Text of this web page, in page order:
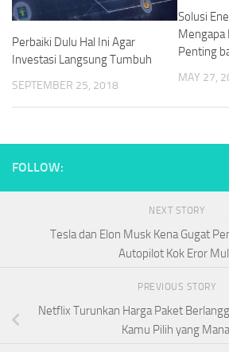
Perbaiki Dulu Hal Ini Agar
Investasi Langsung Tumbuh
SEPTEMBER 25, 2018
Solusi
Mengapa
Penting
MAY 27,
FOLLOW:
NEXT STORY
Tesla dan Elon Musk Kena Gugat
Autopilot Kok Eror
PREVIOUS STORY
Netflix Turunkan Harga Paket
Kamu Pilih yang